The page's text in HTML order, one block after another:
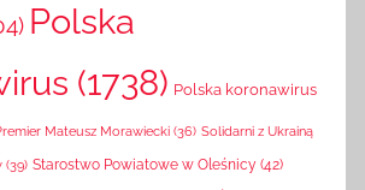
Polska
(1738) Polska koronawirus
Mateusz Morawiecki (36) Solidarni z Ukrainą
(39) Starostwo Powiatowe w Oleśnicy (42)